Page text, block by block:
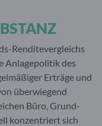
Renditevergleichs
Anlagepolitik des
Erträge und
überwiegend
Büro, Grund-
konzentriert sich